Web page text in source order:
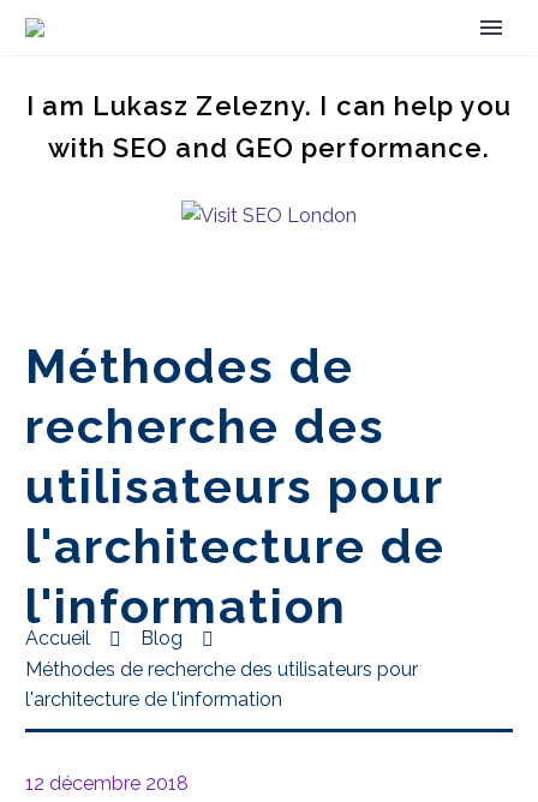
I am Lukasz Zelezny. I can help you
with SEO and GEO performance.
Méthodes de
recherche des
utilisateurs pour
l'architecture de
l'information
Accueil
Blog
Méthodes de recherche des utilisateurs pour
l'architecture de l'information
12 décembre 2018